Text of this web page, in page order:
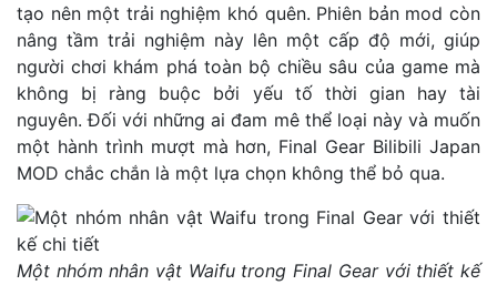
tạo nên một trải nghiệm khó quên. Phiên bản mod còn
nâng tầm trải nghiệm này lên một cấp độ mới, giúp
người chơi khám phá toàn bộ chiều sâu của game mà
không bị ràng buộc bởi yếu tố thời gian hay tài
nguyên. Đối với những ai đam mê thể loại này và muốn
một hành trình mượt mà hơn, Final Gear Bilibili Japan
MOD chắc chắn là một lựa chọn không thể bỏ qua.
Một nhóm nhân vật Waifu trong Final Gear với thiết kế